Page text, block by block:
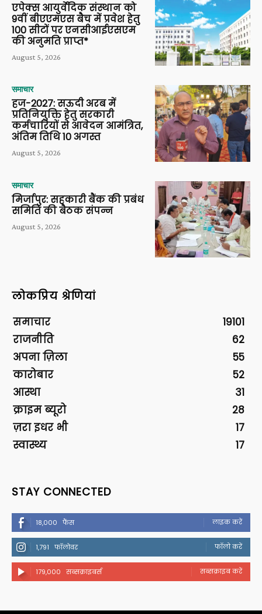
एपेक्स आयुर्वेदिक संस्थान को
9वीं बीएएमएस बैच में प्रवेश हेतु
100 सीटों पर एनसीआईएसएम
की अनुमति प्राप्त*
August 5, 2026
समाचार
हज-2027: सऊदी अरब में
प्रतिनियुक्ति हेतु सरकारी
कर्मचारियों से आवेदन आमंत्रित,
अंतिम तिथि 10 अगस्त
August 5, 2026
समाचार
मिर्जापुर: सहकारी बैंक की प्रबंध
समिति की बैठक संपन्न
August 5, 2026
लोकप्रिय श्रेणियां
समाचार
19101
राजनीति
62
अपना ज़िला
55
कारोबार
52
आस्था
31
क्राइम ब्यूरो
28
ज़रा इधर भी
17
स्वास्थ्य
17
STAY CONNECTED
18,000 फैंस लाइक करें
1,791 फॉलोवर फॉलो करें
179,000 सब्सक्राइबर्स सब्सक्राइब करें